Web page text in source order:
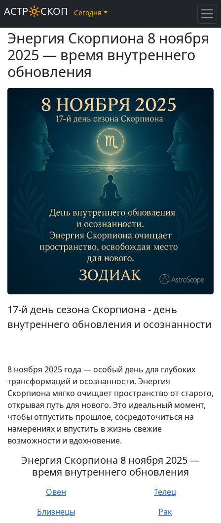
Энергия Скорпиона 8 ноября
2025 — время внутреннего
обновления
17-й день сезона Скорпиона - день
внутреннего обновления и осознанности
8 ноября 2025 года — особый день для глубоких
трансформаций и осознанности. Энергия
Скорпиона мягко очищает пространство от старого,
открывая путь для нового. Это идеальный момент,
чтобы отпустить прошлое, сосредоточиться на
намерениях и впустить в жизнь свежие
возможности и вдохновение.
Энергия Скорпиона 8 ноября 2025 —
время внутреннего обновления
Овен
Телец
Близнецы
Рак
АСТР🔆СКОП Сегодня